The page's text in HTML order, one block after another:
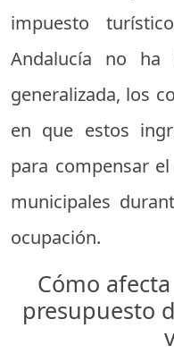
impuesto
Andalucía no ha
generalizada, los
en que estos
para compensar
municipales
ocupación.
Cómo
presupuesto